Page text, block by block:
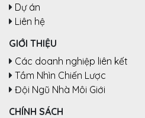
Dự án
Liên hệ
GIỚI THIỆU
Các doanh nghiệp liên kết
Tầm Nhìn Chiến Lược
Đội Ngũ Nhà Môi Giới
CHÍNH SÁCH